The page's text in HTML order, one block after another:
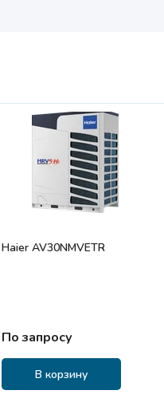
Haier AV30NMVETR
По запросу
В корзину